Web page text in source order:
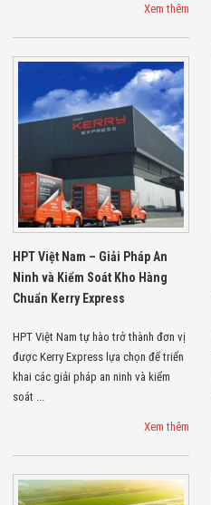
Xem thêm
HPT Việt Nam – Giải Pháp An
Ninh và Kiểm Soát Kho Hàng
Chuẩn Kerry Express
HPT Việt Nam tự hào trở thành đơn vị
được Kerry Express lựa chọn để triển
khai các giải pháp an ninh và kiểm
soát ...
Xem thêm